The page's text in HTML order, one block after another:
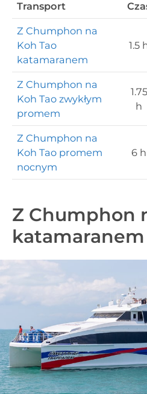
Transport
Z Chumphon na
Koh Tao
katamaranem
1.5
Z Chumphon na
Koh Tao zwykłym
promem
1.75
h
Z Chumphon na
Koh Tao promem
nocnym
6 h
Z Chumphon
katamaranem